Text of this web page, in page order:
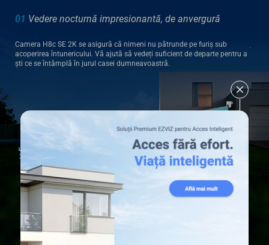
01 Vedere nocturnă impresionantă, de anvergură
Camera H8c SE 2K se asigură că nimeni nu pătrunde pe furiș sub
acoperirea întunericului. Vă ajută să vedeți suficient de departe pentru a
ști ce se întâmplă în jurul casei dumneavoastră.
Full-Color